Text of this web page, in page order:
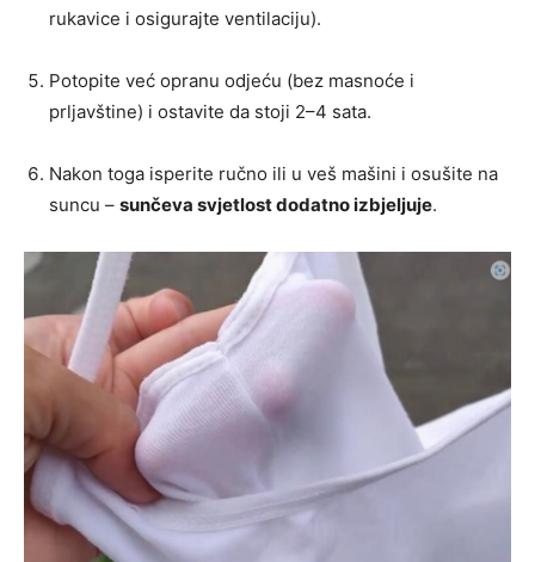
rukavice i osigurajte ventilaciju).
Potopite već opranu odjeću (bez masnoće i
prljavštine) i ostavite da stoji 2–4 sata.
Nakon toga isperite ručno ili u veš mašini i osušite na
suncu – sunčeva svjetlost dodatno izbjeljuje.